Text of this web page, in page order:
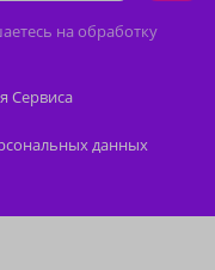
на обработку
Сервиса
данных